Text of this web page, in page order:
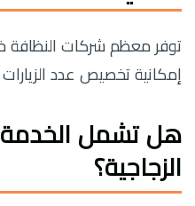
توفر معظم شركات النظافة
إمكانية تخصيص عدد
هل تشمل الخدمة
الزجاجية؟